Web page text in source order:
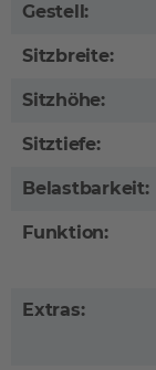
Gestell:
Sitzbreite:
Sitzhöhe:
Sitztiefe:
Belastbarkeit:
Funktion:
Extras: